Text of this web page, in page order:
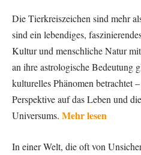
Die Tierkreiszeichen sind mehr
sind ein lebendiges,
Kultur und menschliche Natur
an ihre astrologische Bedeutung
kulturelles Phänomen betrachtet
Perspektive auf das Leben und
Universums. Mehr lesen
In einer Welt, die oft von